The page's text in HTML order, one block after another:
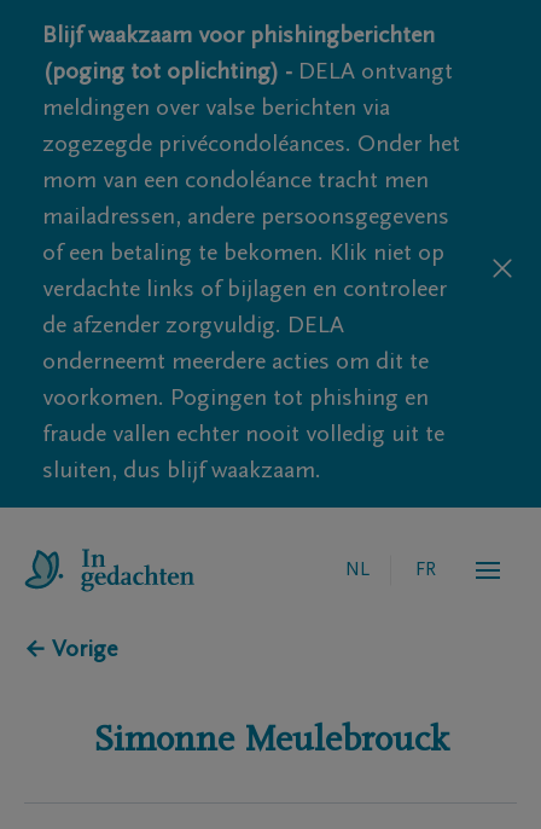
Blijf waakzaam voor phishingberichten
(poging tot oplichting) - DELA ontvangt
meldingen over valse berichten via
zogezegde privécondoléances. Onder het
mom van een condoléance tracht men
mailadressen, andere persoonsgegevens
of een betaling te bekomen. Klik niet op
verdachte links of bijlagen en controleer
de afzender zorgvuldig. DELA
onderneemt meerdere acties om dit te
voorkomen. Pogingen tot phishing en
fraude vallen echter nooit volledig uit te
sluiten, dus blijf waakzaam.
NL FR
← Vorige
Simonne Meulebrouck